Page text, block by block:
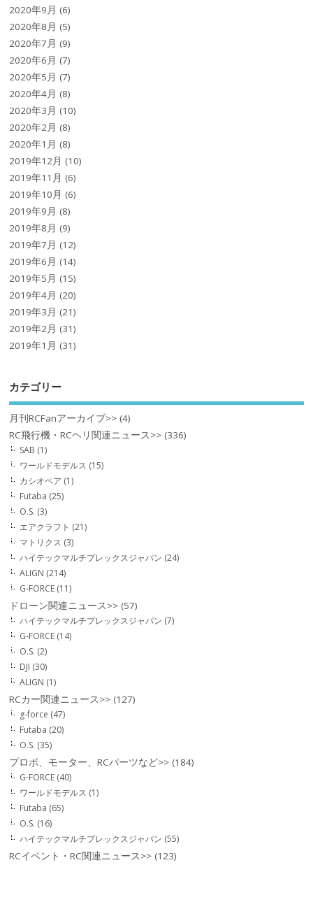
2020年9月 (6)
2020年8月 (5)
2020年7月 (9)
2020年6月 (7)
2020年5月 (7)
2020年4月 (8)
2020年3月 (10)
2020年2月 (8)
2020年1月 (8)
2019年12月 (10)
2019年11月 (6)
2019年10月 (6)
2019年9月 (8)
2019年8月 (9)
2019年7月 (12)
2019年6月 (14)
2019年5月 (15)
2019年4月 (20)
2019年3月 (21)
2019年2月 (31)
2019年1月 (31)
カテゴリー
月刊RCFanアーカイブ>> (4)
RC飛行機・RCヘリ関連ニュース>> (336)
SAB (1)
ワールドモデルス (15)
カシオペア (1)
Futaba (25)
O.S. (3)
エアクラフト (21)
マトリクス (3)
ハイテックマルチプレックスジャパン (24)
ALIGN (214)
G-FORCE (11)
ドローン関連ニュース>> (57)
ハイテックマルチプレックスジャパン (7)
G-FORCE (14)
O.S. (2)
DJI (30)
ALIGN (1)
RCカー関連ニュース>> (127)
g-force (47)
Futaba (20)
O.S. (35)
プロポ、モーター、RCパーツなど>> (184)
G-FORCE (40)
ワールドモデルス (1)
Futaba (65)
O.S. (16)
ハイテックマルチプレックスジャパン (55)
RCイベント・RC関連ニュース>> (123)